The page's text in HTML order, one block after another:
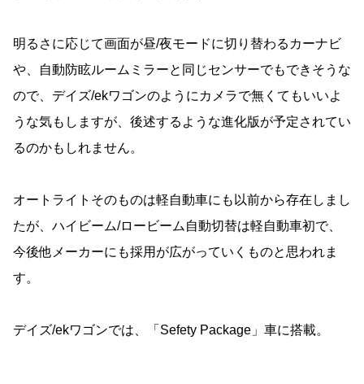
明るさに応じて画面が昼/夜モードに切り替わるカーナビ
や、自動防眩ルームミラーと同じセンサーでもできそうな
ので、デイズ/ekワゴンのようにカメラで無くてもいいよ
うな気もしますが、後述するような進化版が予定されてい
るのかもしれません。
オートライトそのものは軽自動車にも以前から存在しまし
たが、ハイビーム/ロービーム自動切替は軽自動車初で、
今後他メーカーにも採用が広がっていくものと思われま
す。
デイズ/ekワゴンでは、「Sefety Package」車に搭載。